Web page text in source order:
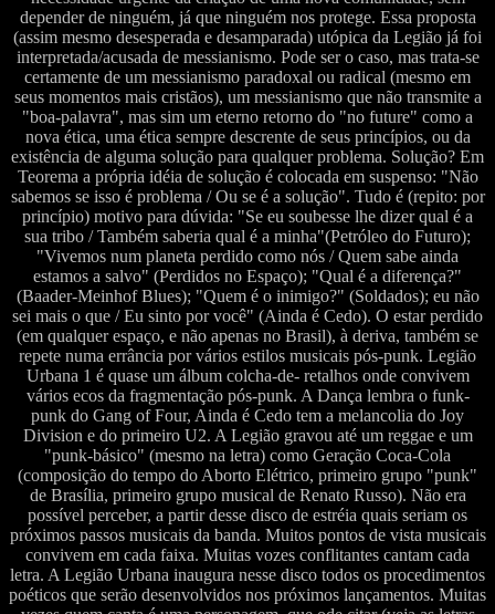
depender de ninguém, já que ninguém nos protege. Essa proposta
(assim mesmo desesperada e desamparada) utópica da Legião já foi
interpretada/acusada de messianismo. Pode ser o caso, mas trata-se
certamente de um messianismo paradoxal ou radical (mesmo em
seus momentos mais cristãos), um messianismo que não transmite a
"boa-palavra", mas sim um eterno retorno do "no future" como a
nova ética, uma ética sempre descrente de seus princípios, ou da
existência de alguma solução para qualquer problema. Solução? Em
Teorema a própria idéia de solução é colocada em suspenso: "Não
sabemos se isso é problema / Ou se é a solução". Tudo é (repito: por
princípio) motivo para dúvida: "Se eu soubesse lhe dizer qual é a
sua tribo / Também saberia qual é a minha"(Petróleo do Futuro);
"Vivemos num planeta perdido como nós / Quem sabe ainda
estamos a salvo" (Perdidos no Espaço); "Qual é a diferença?"
(Baader-Meinhof Blues); "Quem é o inimigo?" (Soldados); eu não
sei mais o que / Eu sinto por você" (Ainda é Cedo). O estar perdido
(em qualquer espaço, e não apenas no Brasil), à deriva, também se
repete numa errância por vários estilos musicais pós-punk. Legião
Urbana 1 é quase um álbum colcha-de- retalhos onde convivem
vários ecos da fragmentação pós-punk. A Dança lembra o funk-
punk do Gang of Four, Ainda é Cedo tem a melancolia do Joy
Division e do primeiro U2. A Legião gravou até um reggae e um
"punk-básico" (mesmo na letra) como Geração Coca-Cola
(composição do tempo do Aborto Elétrico, primeiro grupo "punk"
de Brasília, primeiro grupo musical de Renato Russo). Não era
possível perceber, a partir desse disco de estréia quais seriam os
próximos passos musicais da banda. Muitos pontos de vista musicais
convivem em cada faixa. Muitas vozes conflitantes cantam cada
letra. A Legião Urbana inaugura nesse disco todos os procedimentos
poéticos que serão desenvolvidos nos próximos lançamentos. Muitas